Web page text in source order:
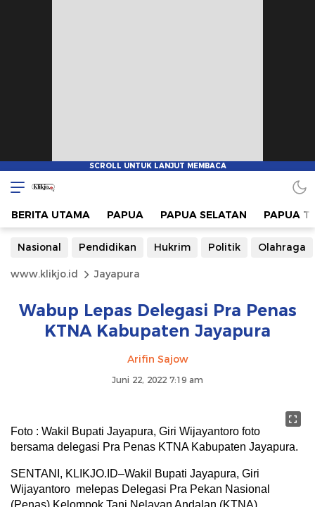
BERITA UTAMA PAPUA PAPUA SELATAN PAPUA
Nasional Pendidikan Hukrim Politik Olahraga
www.klikjo.id Jayapura
Wabup Lepas Delegasi Pra Penas
KTNA Kabupaten Jayapura
Arifin Sajow
Juni 22, 2022 7:19 am
Foto : Wakil Bupati Jayapura, Giri Wijayantoro foto
bersama delegasi Pra Penas KTNA Kabupaten Jayapura.
SENTANI, KLIKJO.ID–Wakil Bupati Jayapura, Giri
Wijayantoro melepas Delegasi Pra Pekan Nasional
(Penas) Kelompok Tani Nelayan Andalan (KTNA)